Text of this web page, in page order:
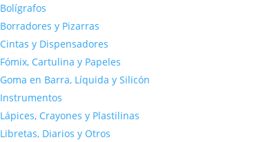
Bolígrafos
Borradores y Pizarras
Cintas y Dispensadores
Fómix, Cartulina y Papeles
Goma en Barra, Líquida y Silicón
Instrumentos
Lápices, Crayones y Plastilinas
Libretas, Diarios y Otros